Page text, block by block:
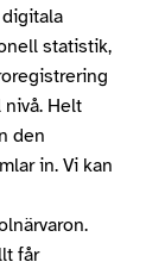
statistik,
Helt
den
in. Vi kan
får